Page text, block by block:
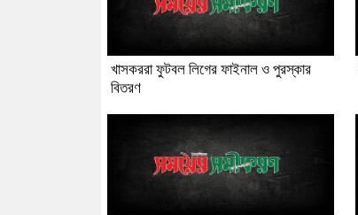
খাসকররা ফুটবল লিগের ফাইনাল ও পুরস্কার
বিতরণ